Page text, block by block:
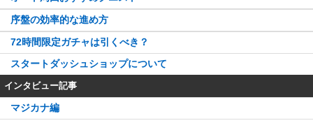
序盤の効率的な進め方
72時間限定ガチャは引くべき？
スタートダッシュショップについて
インタビュー記事
マジカナ編